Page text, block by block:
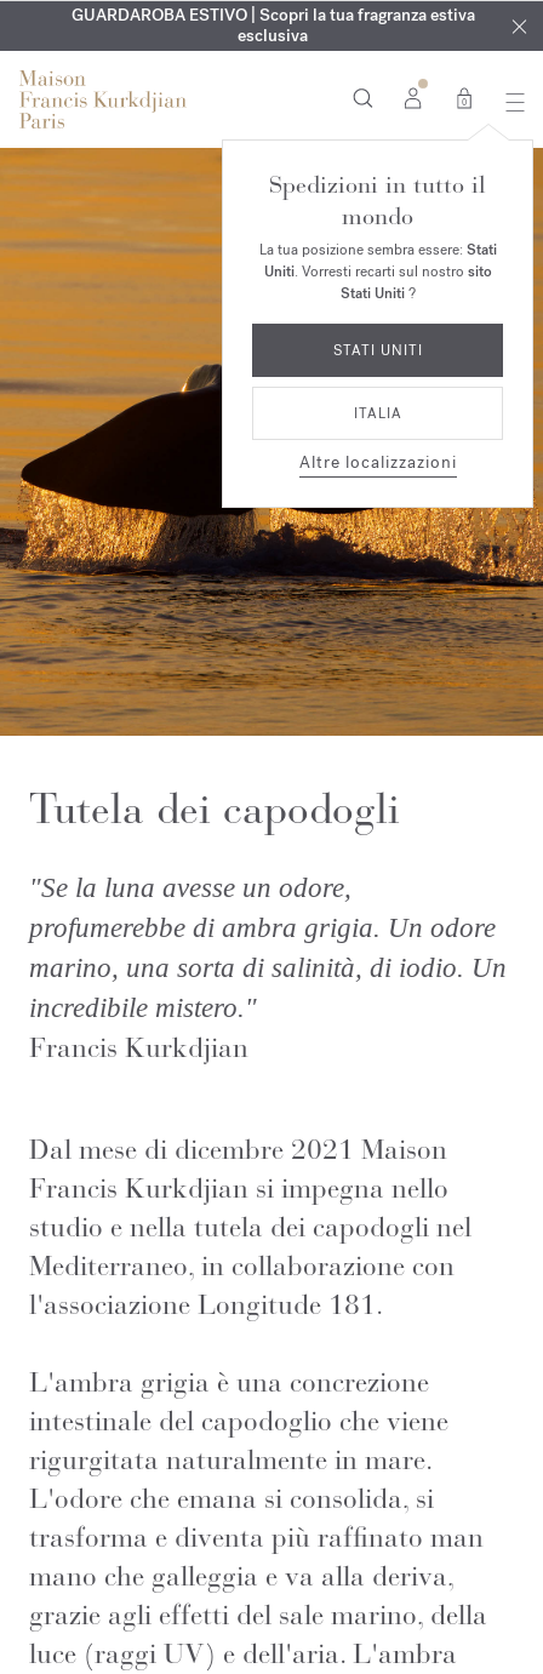
ESCLUSIVO | Scopri la nuova fragranza OUDvelvet moodnel
tuo ordine*
INCISIONE GRATUITA | Su tutte le fragranze e gli oli per il
corpo fino al 9 agosto
GUARDAROBA ESTIVO | Scopri la tua fragranza estiva
esclusiva
0
Spedizioni in tutto il
mondo
La tua posizione sembra essere: Stati
Uniti. Vorresti recarti sul nostro sito
Stati Uniti?
STATI UNITI
ITALIA
Altre localizzazioni
Tutela dei capodogli
"Se la luna avesse un odore,
profumerebbe di ambra grigia. Un odore
marino, una sorta di salinità, di iodio. Un
incredibile mistero."
Francis Kurkdjian
Dal mese di dicembre 2021 Maison
Francis Kurkdjian si impegna nello
studio e nella tutela dei capodogli nel
Mediterraneo, in collaborazione con
l'associazione Longitude 181.
L'ambra grigia è una concrezione
intestinale del capodoglio che viene
rigurgitata naturalmente in mare.
L'odore che emana si consolida, si
trasforma e diventa più raffinato man
mano che galleggia e va alla deriva,
grazie agli effetti del sale marino, della
luce (raggi UV) e dell'aria. L'ambra